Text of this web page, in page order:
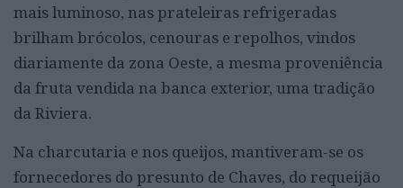
mais luminoso, nas prateleiras refrigeradas
brilham brócolos, cenouras e repolhos, vindos
diariamente da zona Oeste, a mesma proveniência
da fruta vendida na banca exterior, uma tradição
da Riviera.
Na charcutaria e nos queijos, mantiveram-se os
fornecedores do presunto de Chaves, do requeijão